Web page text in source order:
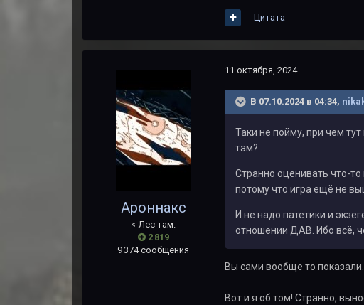
Цитата
Ароннакс
<-Лес там.
2 819
9 374 сообщения
11 октября, 2024
В 07.10.2024 в 04:34,
Таки не пойму, при чем
там?
Странно оценивать что-
потому что игра ещё не
И не надо патетики и
отношении ДАВ. Ибо всё,
Вы сами вообще то
Вот и я об том! Странно,